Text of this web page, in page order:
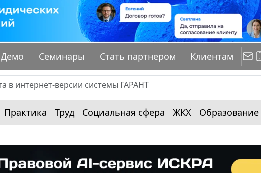
Демо Семинары Стать партнером Клиентам
Практика Труд Социальная сфера ЖКХ Образование